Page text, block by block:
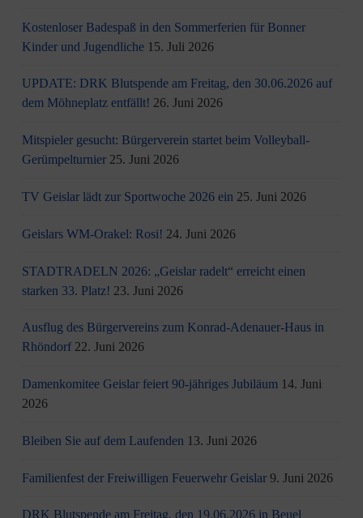
Kostenloser Badespaß in den Sommerferien für Bonner
Kinder und Jugendliche 15. Juli 2026
UPDATE: DRK Blutspende am Freitag, den 30.06.2026 auf
dem Möhneplatz entfällt! 26. Juni 2026
Mitspieler gesucht: Bürgerverein startet beim Volleyball-
Gerümpelturnier 25. Juni 2026
TV Geislar lädt zur Sportwoche 2026 ein 25. Juni 2026
Geislars WM-Orakel: Rosi! 24. Juni 2026
STADTRADELN 2026: „Geislar radelt“ erreicht einen
starken 33. Platz! 23. Juni 2026
Ausflug des Bürgervereins zum Konrad-Adenauer-Haus in
Rhöndorf 22. Juni 2026
Damenkomitee Geislar feiert 90-jähriges Jubiläum 14. Juni
2026
Bleiben Sie auf dem Laufenden 13. Juni 2026
Familienfest der Freiwilligen Feuerwehr Geislar 9. Juni 2026
DRK Blutspende am Freitag, den 19.06.2026 in Beuel